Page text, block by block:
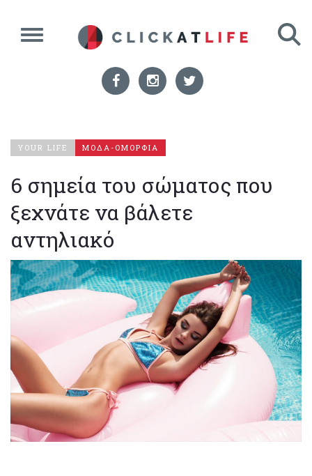
YOUR LIFE ΜΟΔΑ-ΟΜΟΡΦΙΑ
6 σημεία του σώματος που
ξεχνάτε να βάλετε
αντηλιακό